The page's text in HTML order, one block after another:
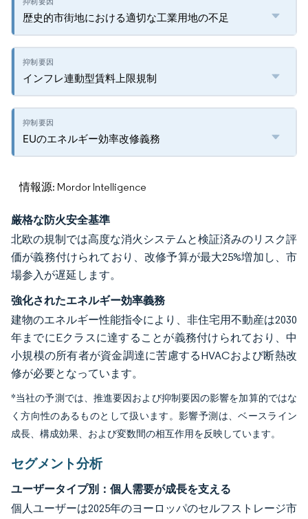
歴史的市街地における適切な工業用地の不足
インフレ連動型賃料上限規制
EUのエネルギー効率改修義務
情報源: Mordor Intelligence
厳格な防火安全基準
北欧の規制では高度な消火システムと検証済みのリスク評
価が義務付けられており、改修予算が最大25%増加し、市
場参入が遅延します。
強化されたエネルギー効率義務
建物のエネルギー性能指令により、非住宅用不動産は2030
年までにEクラスに達することが義務付けられており、中
小規模の所有者が資金調達に苦慮するHVACおよび断熱改
修が必要となっています。
*当社の予測では、推進要因および抑制要因の影響を加算的ではな
く方向性のあるものとして扱います。影響予測は、ベースライン
成長、構成効果、および変数間の相互作用を反映しています。
セグメント分析
ユーザータイプ別：個人需要が成長を支える
個人ユーザーは2025年のヨーロッパのセルフストレージ市